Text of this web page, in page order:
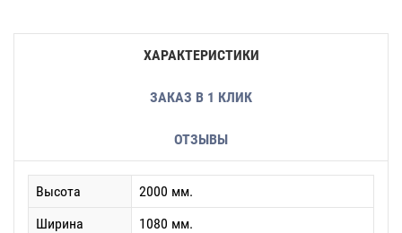
ХАРАКТЕРИСТИКИ
ЗАКАЗ В 1 КЛИК
ОТЗЫВЫ
Высота
2000 мм.
Ширина
1080 мм.